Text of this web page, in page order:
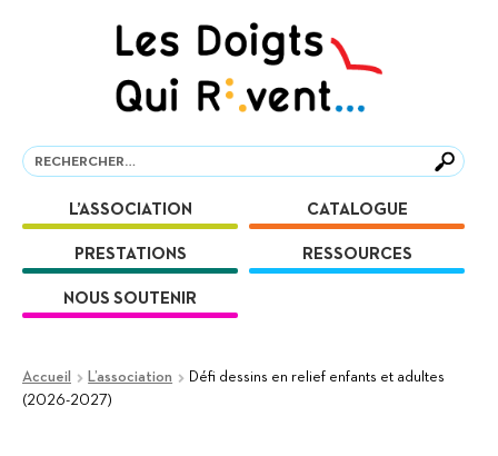
Recherche
Recherche
L’ASSOCIATION CATALOGUE
PRESTATIONS RESSOURCES
NOUS SOUTENIR
Accueil L’association
Défi dessins en relief enfants et adultes
(2026-2027)